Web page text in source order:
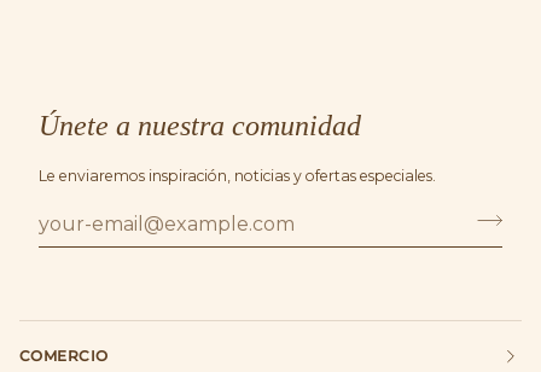
Únete a nuestra comunidad
Le enviaremos inspiración, noticias y ofertas especiales.
COMERCIO